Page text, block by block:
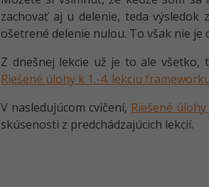
zachovať aj u delenie, teda
ošetrené delenie nulou. To však nie je
Z dnešnej lekcie už je to ale všetko,
Riešené úlohy k 1.-4. lekciu
V nasledujúcom cvičení, Riešené
skúsenosti z predchádzajúcich lekcií.